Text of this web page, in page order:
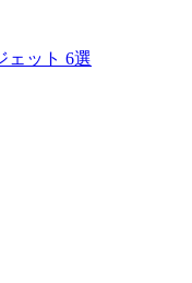
ェット 6選